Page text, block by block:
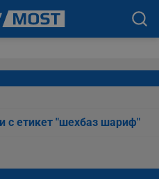
с етикет "шехбаз шариф"